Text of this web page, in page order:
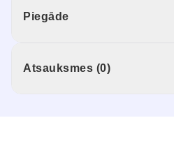
Piegāde
Atsauksmes (0)